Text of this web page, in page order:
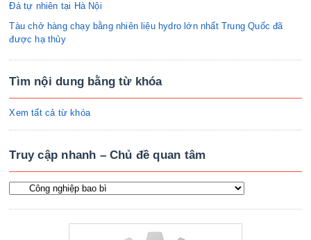
Đá tự nhiên tại Hà Nội
Tàu chở hàng chạy bằng nhiên liệu hydro lớn nhất Trung Quốc đã
được hạ thủy
Tìm nội dung bằng từ khóa
Xem tất cả từ khóa
Truy cập nhanh – Chủ đề quan tâm